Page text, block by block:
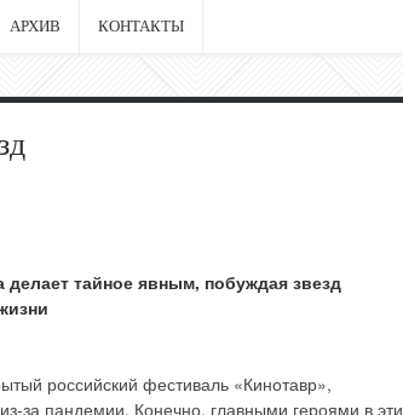
АРХИВ КОНТАКТЫ
тайное явным, побуждая звезд
российский фестиваль «Кинотавр»,
за пандемии. Конечно, главными героями в эти